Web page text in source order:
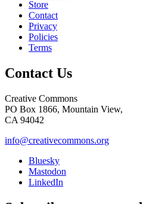
Store
Contact
Privacy
Policies
Terms
Contact Us
Creative Commons
PO Box 1866, Mountain View,
CA 94042
info@creativecommons.org
Bluesky
Mastodon
LinkedIn